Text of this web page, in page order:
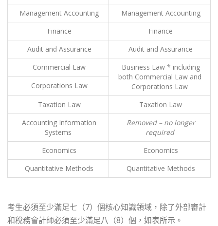
Management Accounting
Management Accounting
Finance
Finance
Audit and Assurance
Audit and Assurance
Commercial Law
Business Law * including
both Commercial Law and
Corporations Law
Corporations Law
Taxation Law
Taxation Law
Accounting Information
Systems
Removed – no longer
required
Economics
Economics
Quantitative Methods
Quantitative Methods
考生必須至少滿足七（7）個核心知識領域，除了外部審計
和稅務會計師必須至少滿足八（8）個，如表所示。